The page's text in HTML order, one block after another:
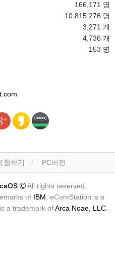
166,171 명
10,815,276 명
3,271 개
4,736 개
153 명
청하기 PC버전
All rights reserved.
of IBM . eComStation is a
is a trademark ofArca Noae, LLC.